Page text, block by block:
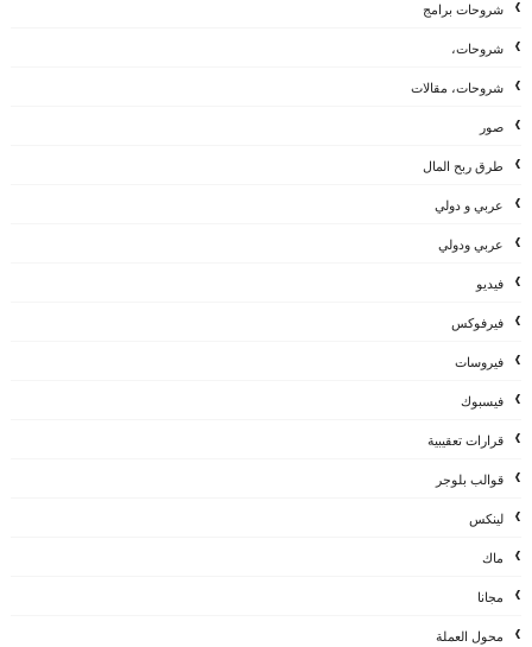
شروحات برامج
شروحات،
شروحات، مقالات
صور
طرق ربح المال
عربي و دولي
عربي ودولي
فيديو
فيرفوكس
فيروسات
فيسبوك
قرارات تعقيبية
قوالب بلوجر
لينكس
ماك
مجانا
محول العملة